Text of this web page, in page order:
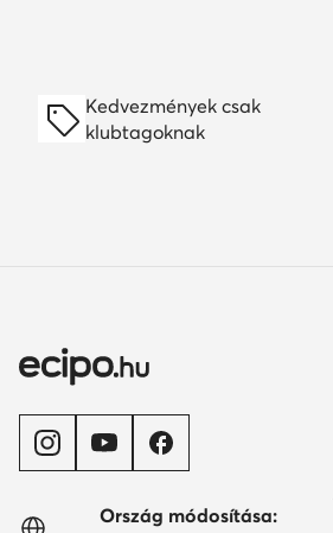
Kedvezmények csak
klubtagoknak
Ország módosítása: